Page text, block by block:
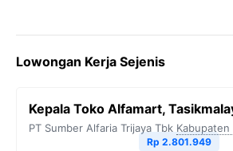
Lowongan Kerja Sejenis
Kepala Toko Alfamart,
PT Sumber Alfaria Trijaya Tbk Kabupaten
Rp 2.801.949